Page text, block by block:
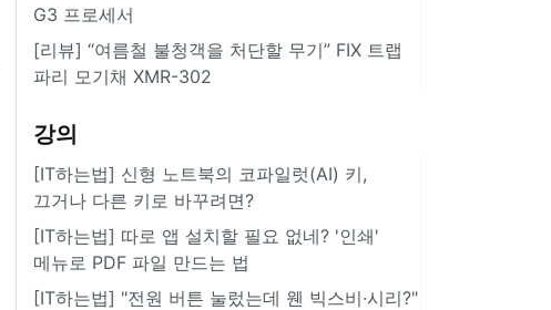
G3 프로세서
[리뷰] “여름철 불청객을 처단할 무기” FIX 트랩
파리 모기채 XMR-302
강의
[IT하는법] 신형 노트북의 코파일럿(AI) 키,
끄거나 다른 키로 바꾸려면?
[IT하는법] 따로 앱 설치할 필요 없네? '인쇄'
메뉴로 PDF 파일 만드는 법
[IT하는법] "전원 버튼 눌렀는데 웬 빅스비·시리?"